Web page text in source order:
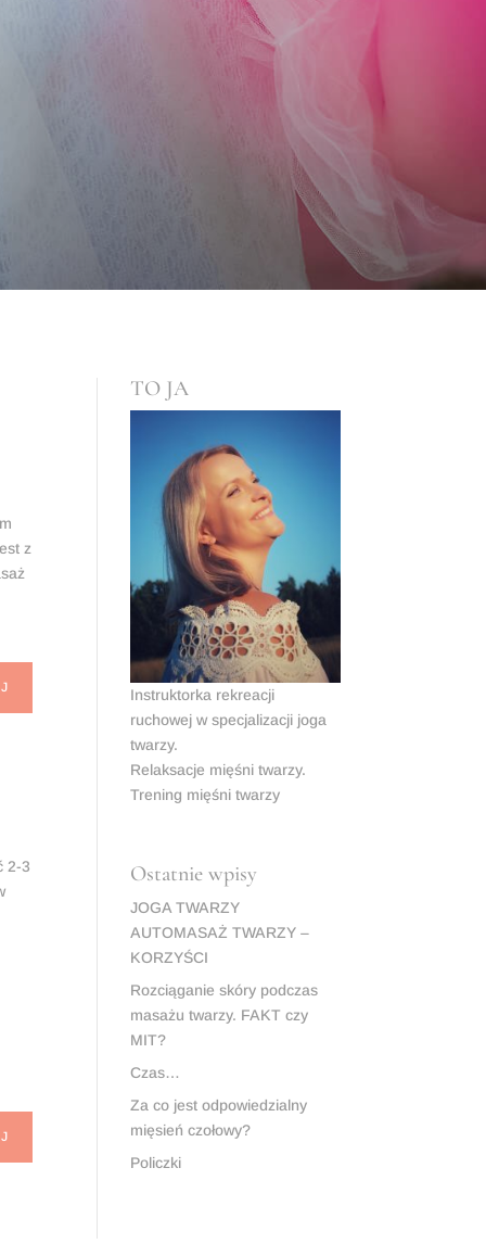
z
2-3
TO JA
Instruktorka rekreacji
ruchowej w specjalizacji joga
twarzy.
Relaksacje mięśni twarzy.
Trening mięśni twarzy
Ostatnie wpisy
JOGA TWARZY
AUTOMASAŻ TWARZY –
KORZYŚCI
Rozciąganie skóry podczas
masażu twarzy. FAKT czy
MIT?
Czas…
Za co jest odpowiedzialny
mięsień czołowy?
Policzki